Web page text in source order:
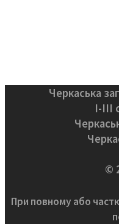
Черкаська
І-
©
При повному або